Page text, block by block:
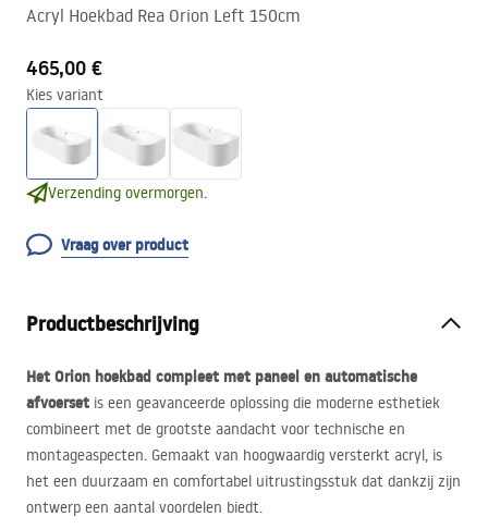
Acryl Hoekbad Rea Orion Left 150cm
465,00 €
Kies variant
Verzending overmorgen.
Vraag over product
Productbeschrijving
Het Orion hoekbad compleet met paneel en automatische
afvoerset is een geavanceerde oplossing die moderne esthetiek
combineert met de grootste aandacht voor technische en
montageaspecten. Gemaakt van hoogwaardig versterkt acryl, is
het een duurzaam en comfortabel uitrustingsstuk dat dankzij zijn
ontwerp een aantal voordelen biedt.